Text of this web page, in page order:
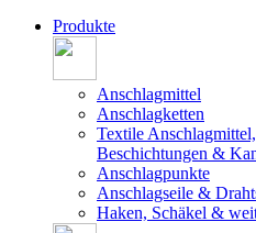
Produkte
Anschlagmittel
Anschlagketten
Textile Anschlagmittel,
Beschichtungen &
Anschlagpunkte
Anschlagseile &
Haken, Schäkel &